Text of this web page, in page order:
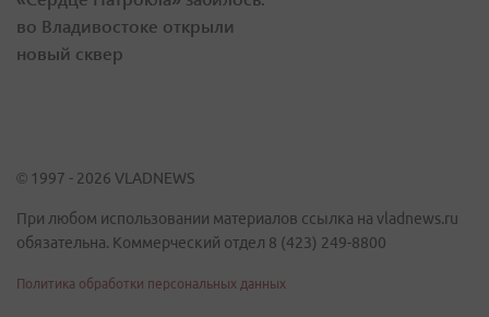
во Владивостоке открыли
новый сквер
© 1997 - 2026 VLADNEWS
При любом использовании материалов ссылка на vladnews.ru
обязательна. Коммерческий отдел 8 (423) 249-8800
Политика обработки персональных данных